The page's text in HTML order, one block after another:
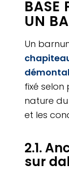
BASE
UN
Un
fixé selon
nature
et les
2.1.
sur